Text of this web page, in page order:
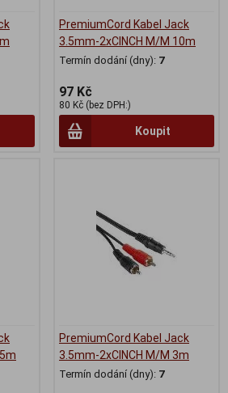
PremiumCord Kabel Jack
3.5mm-2xCINCH M/M 10m
Termín dodání (dny): 7
97 Kč
80 Kč (bez DPH:)
Koupit
PremiumCord Kabel Jack
3.5mm-2xCINCH M/M 3m
Termín dodání (dny): 7